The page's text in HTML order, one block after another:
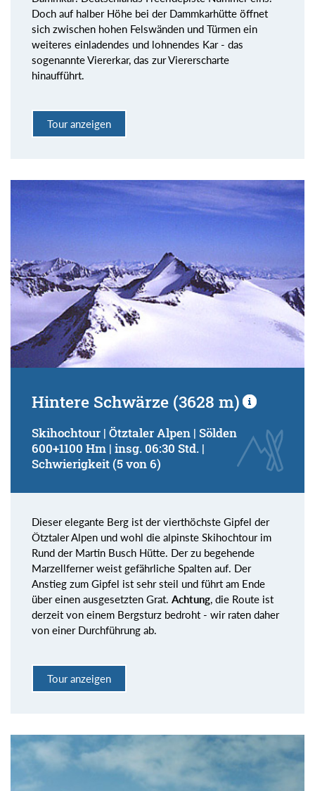
Doch auf halber Höhe bei der Dammkarhütte öffnet
sich zwischen hohen Felswänden und Türmen ein
weiteres einladendes und lohnendes Kar - das
sogenannte Viererkar, das zur Viererscharte
hinaufführt.
Tour anzeigen
Hintere Schwärze (3628 m)
Skihochtour | Ötztaler Alpen | Sölden
600+1100 Hm | insg. 06:30 Std. |
Schwierigkeit (5 von 6)
Dieser elegante Berg ist der vierthöchste Gipfel der
Ötztaler Alpen und wohl die alpinste Skihochtour im
Rund der Martin Busch Hütte. Der zu begehende
Marzellferner weist gefährliche Spalten auf. Der
Anstieg zum Gipfel ist sehr steil und führt am Ende
über einen ausgesetzten Grat. Achtung, die Route ist
derzeit von einem Bergsturz bedroht - wir raten daher
von einer Durchführung ab.
Tour anzeigen